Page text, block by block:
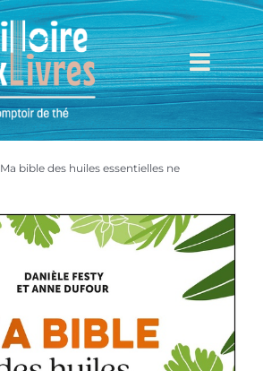
Accueil
Mieux nous connaître
Boutique
Mon compte
Mon panier
Ma bible des huiles essentielles ne